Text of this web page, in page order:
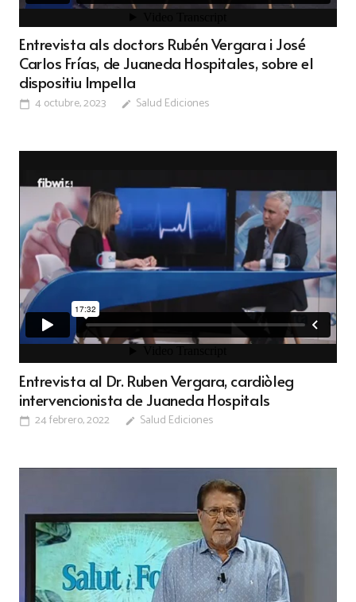
Entrevista als doctors Rubén Vergara i José
Carlos Frías, de Juaneda Hospitales, sobre el
dispositiu Impella
calendar_today 4 octubre, 2023 edit Salud Ediciones
Entrevista al Dr. Ruben Vergara, cardiòleg
intervencionista de Juaneda Hospitals
calendar_today 24 febrero, 2022 edit Salud Ediciones